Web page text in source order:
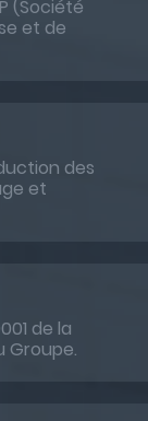
(Société
et de
des
et
de la
Groupe.